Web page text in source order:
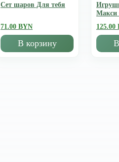
Сет шаров Для тебя
71.00 BYN
В корзину
125.00